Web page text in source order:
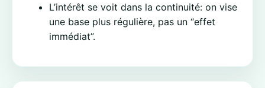
L’intérêt se voit dans la continuité: on vise
une base plus régulière, pas un “effet
immédiat”.